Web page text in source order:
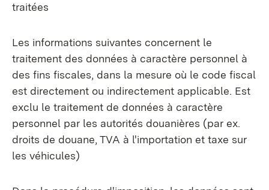
traitées
Les informations suivantes concernent le
traitement des données à caractère personnel à
des fins fiscales, dans la mesure où le code fiscal
est directement ou indirectement applicable. Est
exclu le traitement de données à caractère
personnel par les autorités douanières (par ex.
droits de douane, TVA à l'importation et taxe sur
les véhicules)